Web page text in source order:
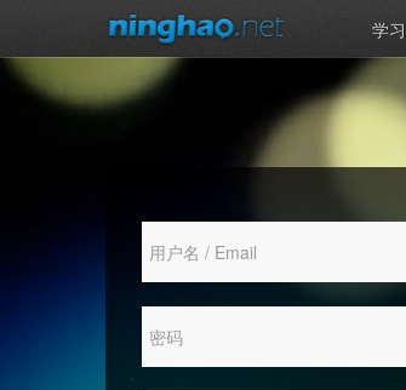
学习